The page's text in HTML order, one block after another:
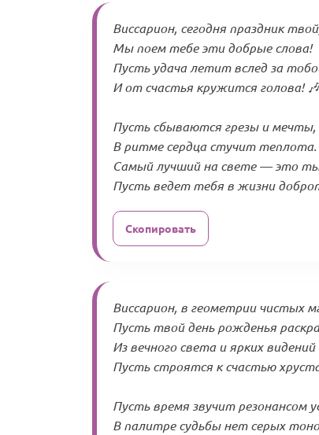
Виссарион, сегодня праздник
Мы поем тебе эти добрые слова!
Пусть удача летит вслед за
И от счастья кружится голова! 🎶
Пусть сбываются грезы и мечты,
В ритме сердца стучит теплота.
Самый лучший на свете — это
Пусть ведет тебя в жизни
Скопировать
Виссарион, в геометрии чистых
Пусть твой день рожденья
Из вечного света и ярких видений
Пусть строятся к счастью
Пусть время звучит резонансом
В палитре судьбы нет серых